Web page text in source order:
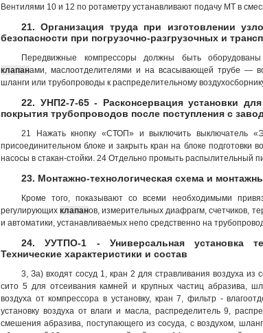
Вентилями 10 и 12 по ротаметру устанавливают подачу МТ в
21. Организация труда при изготовлении
безопасности при погрузочно-разгрузочных и
Передвижные компрессоры должны быть оборудованы
клапанами, маслоотделителями и на всасывающей трубе —
шланги или трубопроводы к распределительному
22. УНП2-7-65 - Расконсервация установки для
покрытия трубопроводов после поступления с
21 Нажать кнопку «СТОП» и выключить выключатель
присоединительном блоке и закрыть кран на блоке подготовки
насосы в стакан-стойки. 24 Отдельно промыть распылительный
23. Монтажно-технологическая схема и
Кроме того, показывают со всеми необходимыми
регулирующихклапанов, измерительных диафрагм, счетчиков,
и автоматики, устанавливаемых непо средственно на
24. УУТПО-1 - Универсальная установка
Технические характеристики и состав
3, За) входят сосуд 1, кран 2 для стравливания воздуха из
сито 5 для отсеивания камней и крупных частиц абразива,
воздуха от компрессора в установку, кран 7, фильтр -
установку воздуха от влаги и масла, распределитель 9,
смешения абразива, поступающего из сосуда, с воздухом,